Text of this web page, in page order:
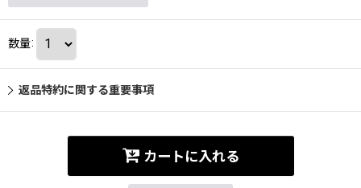
数量:
返品特約に関する重要事項
カートに入れる